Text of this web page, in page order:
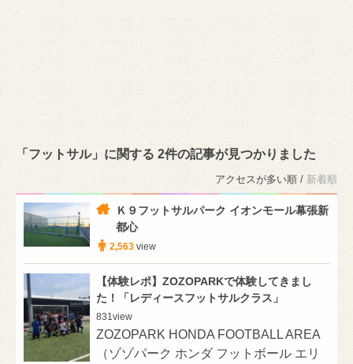
「フットサル」に関する 2件の記事が見つかりました
アクセスが多い順 / 新着順
Ｋ９フットサルパーク イオンモール幕張新
都心
2,563 view
【体験レポ】ZOZOPARKで体験してきまし
た！「レディースフットサルクラス」
831 view
ZOZOPARK HONDA FOOTBALL AREA
（ゾゾパーク ホンダ フットボール エリ